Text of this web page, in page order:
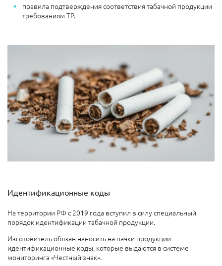
правила подтверждения соответствия табачной продукции
требованиям ТР.
Идентификационные коды
На территории РФ с 2019 года вступил в силу специальный
порядок идентификации табачной продукции.
Изготовитель обязан наносить на пачки продукции
идентификационные коды, которые выдаются в системе
мониторинга «Честный знак».